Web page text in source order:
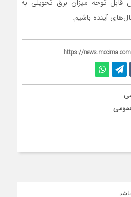
قابل توجه میزان برق تحویلی به
آینده باشیم.
https://